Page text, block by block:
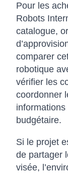
Pour les
Robots
catalogue,
comparer
robotique
vérifier les
coordonner
informations
budgétaire.
Si le projet
de partager
visée,